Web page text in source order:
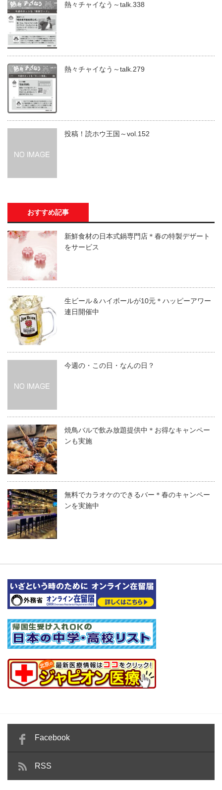
熱々チャイなう～talk.338
熱々チャイなう～talk.279
投稿！読ホウ王国～vol.152
おすすめ記事
新鮮食材の日本式鍋専門店＊春の特製デザート
をサービス
生ビール＆ハイボールが10元＊ハッピーアワー
連日開催中
今週の・この日・なんの日？
焼鳥バルで飲み放題提供中＊お得なキャンペー
ンも実施
無料でカラオケのできるバー＊春のキャンペー
ンを実施中
Facebook
RSS